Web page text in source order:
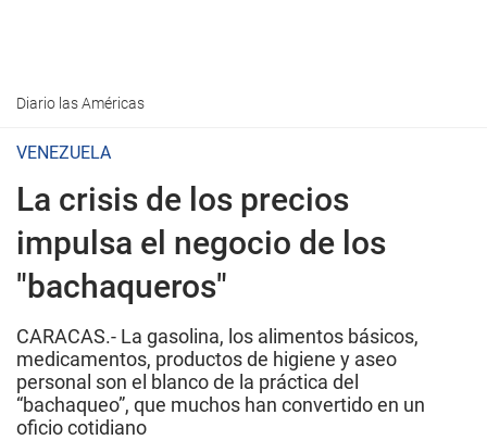
Diario las Américas
VENEZUELA
La crisis de los precios
impulsa el negocio de los
"bachaqueros"
CARACAS.- La gasolina, los alimentos básicos,
medicamentos, productos de higiene y aseo
personal son el blanco de la práctica del
“bachaqueo”, que muchos han convertido en un
oficio cotidiano